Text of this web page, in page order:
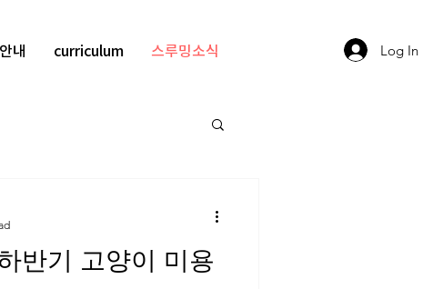
내 curriculum 스루밍소식 Log In
반기 고양이 미용